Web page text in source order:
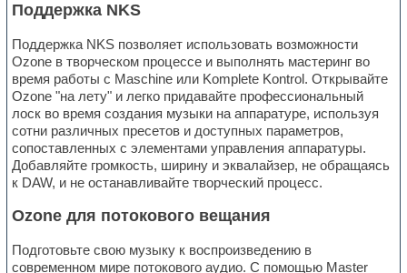
Поддержка NKS
Поддержка NKS позволяет использовать возможности
Ozone в творческом процессе и выполнять мастеринг во
время работы с Maschine или Komplete Kontrol. Открывайте
Ozone "на лету" и легко придавайте профессиональный
лоск во время создания музыки на аппаратуре, используя
сотни различных пресетов и доступных параметров,
сопоставленных с элементами управления аппаратуры.
Добавляйте громкость, ширину и эквалайзер, не обращаясь
к DAW, и не останавливайте творческий процесс.
Ozone для потокового вещания
Подготовьте свою музыку к воспроизведению в
современном мире потокового аудио. С помощью Master